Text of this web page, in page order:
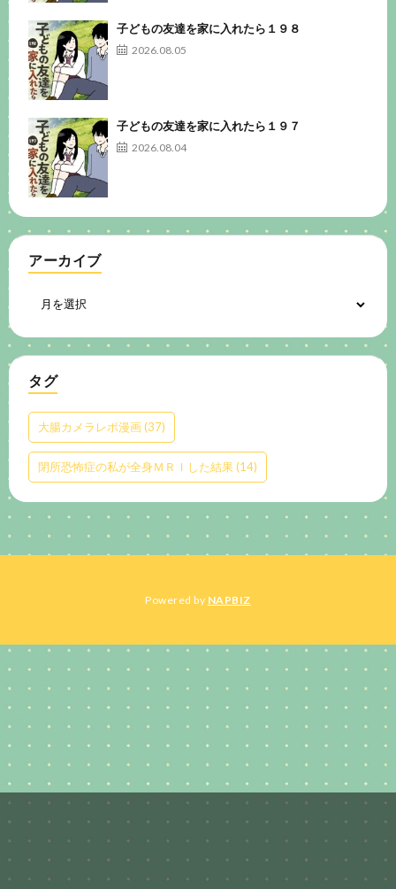
子どもの友達を家に入れたら１９８
2026.08.05
子どもの友達を家に入れたら１９７
2026.08.04
アーカイブ
タグ
大腸カメラレポ漫画(37)
閉所恐怖症の私が全身ＭＲＩした結果(14)
Powered by NAPBIZ